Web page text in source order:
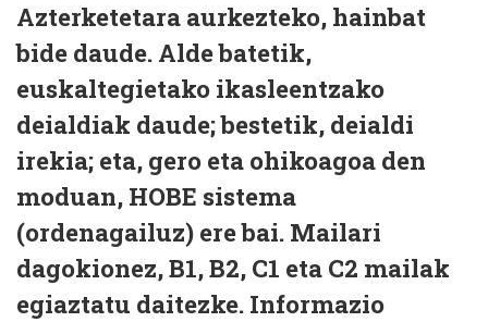
Azterketetara aurkezteko, hainbat
bide daude. Alde batetik,
euskaltegietako ikasleentzako
deialdiak daude; bestetik, deialdi
irekia; eta, gero eta ohikoagoa den
moduan, HOBE sistema
(ordenagailuz) ere bai. Mailari
dagokionez,B1, B2, C1 eta C2 mailak
egiaztatu daitezke. Informazio